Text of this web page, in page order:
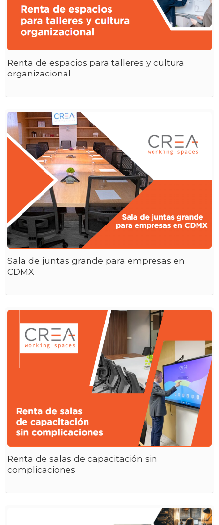
Renta de espacios para talleres y cultura
organizacional
Sala de juntas grande para empresas en
CDMX
Renta de salas de capacitación sin
complicaciones